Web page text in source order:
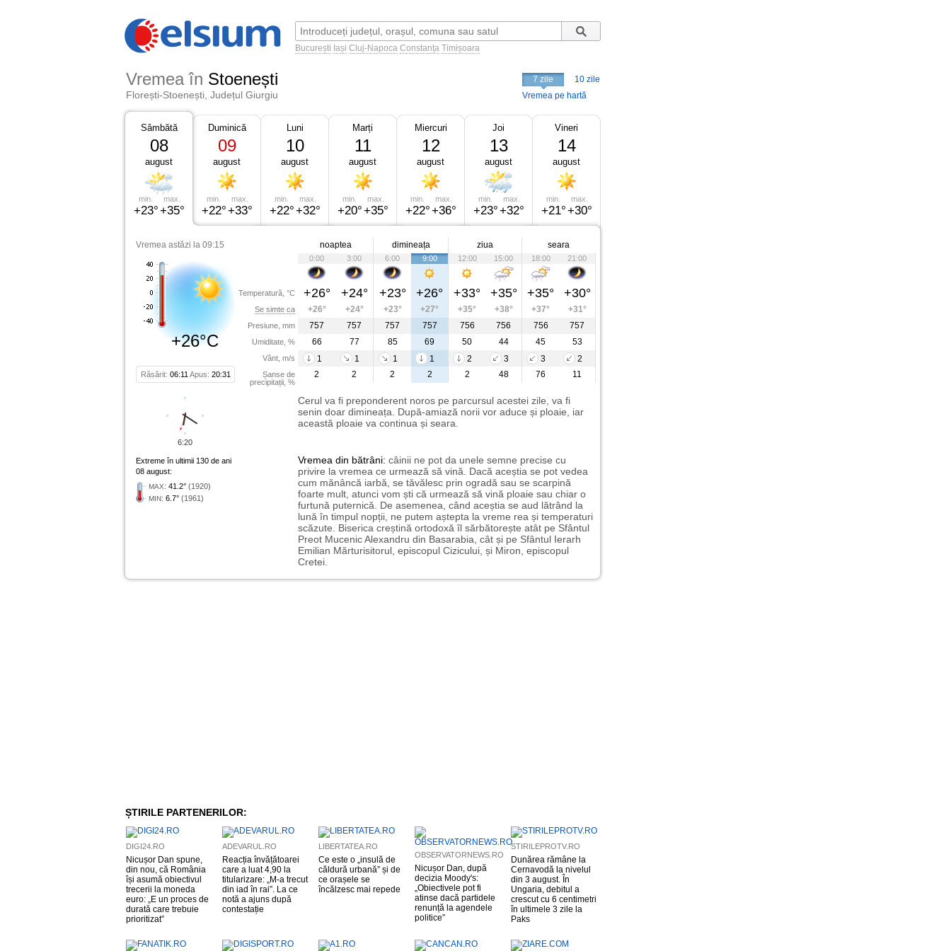
București Iași Cluj-Napoca Constanța Timișoara
Vremea în Stoenești
Florești-Stoenești, Județul Giurgiu
7 zile
10 zile
Vremea pe hartă
Sâmbătă
08
august
min.
+23°
max.
+35°
Duminică
09
august
min.
+22°
max.
+33°
Luni
10
august
min.
+22°
max.
+32°
Marți
11
august
min.
+20°
max.
+35°
Miercuri
12
august
min.
+22°
max.
+36°
Joi
13
august
min.
+23°
max.
+32°
Vineri
14
august
min.
+21°
max.
+30°
Vremea astăzi la 09:15
+26°C
Răsărit: 06:11 Apus: 20:31
Temperatură, °C
Se simte ca
Presiune, mm
Umiditate, %
Vânt, m/s
Șanse de
precipitații, %
noaptea dimineața ziua seara
0:00 3:00 6:00 9:00 12:00 15:00 18:00 21:00
+26° +24° +23° +26° +33° +35° +35° +30°
+26° +24° +23° +27° +35° +38° +37°
+31°
757
757 757 757 756 756 756
757
66
77 85 69 50 44 45
53
1
1 1 1 2 3 3
2
2
2 2 2 2 48 76 11
Cerul va fi preponderent noros pe parcursul acestei zile, va fi
senin doar dimineața. După-amiază norii vor aduce și ploaie, iar
această ploaie va continua și seara.
Extreme în ultimii 130 de ani
08 august:
MAX: 41.2° (1920)
MIN: 6.7° (1961)
Vremea din bătrâni: câinii ne pot da unele semne precise cu
privire la vremea ce urmează să vină. Dacă aceștia se pot vedea
cum mănâncă iarbă, se tăvălesc prin ogradă sau se scarpină
foarte mult, atunci vom ști că urmează să vină ploaie sau chiar o
furtună puternică. De asemenea, când aceștia se aud lătrând la
lună în timpul nopții, ne putem aștepta la vreme rea și temperaturi
scăzute. Biserica creștină ortodoxă îl sărbătorește atât pe Sfântul
Preot Mucenic Alexandru din Basarabia, cât și pe Sfântul Ierarh
Emilian Mărturisitorul, episcopul Cizicului, și Miron, episcopul
Cretei.
6:20
ȘTIRILE PARTENERILOR:
DIGI24.RO
Nicușor Dan spune,
din nou, că România
își asumă obiectivul
trecerii la moneda
euro: „E un proces de
durată care trebuie
prioritizat”
ADEVARUL.RO
Reacția învățătoarei
care a luat 4,90 la
titularizare: „M-a trecut
din iad în rai”. La ce
notă a ajuns după
contestație
LIBERTATEA.RO
Ce este o „insulă de
căldură urbană” și de
ce orașele se
încălzesc mai repede
OBSERVATORNEWS.RO
Nicușor Dan, după
decizia Moody's:
„Obiectivele pot fi
atinse dacă partidele
renunță la agendele
politice”
STIRILEPROTV.RO
Dunărea rămâne la
Cernavodă la nivelul
din 3 august. În
Ungaria, debitul a
crescut cu 6 centimetri
în ultimele 3 zile la
Paks